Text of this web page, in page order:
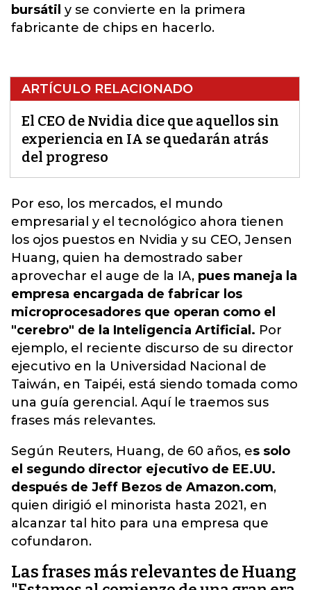
bursátil y se convierte en la primera
fabricante de chips en hacerlo.
ARTÍCULO RELACIONADO
El CEO de Nvidia dice que aquellos sin
experiencia en IA se quedarán atrás
del progreso
Por eso, los mercados, el mundo
empresarial y el tecnológico ahora tienen
los ojos puestos en Nvidia y su CEO, Jensen
Huang, quien ha demostrado saber
aprovechar el auge de la IA, pues maneja la
empresa encargada de fabricar los
microprocesadores que operan como el
"cerebro" de la Inteligencia Artificial. Por
ejemplo, el reciente discurso de su director
ejecutivo en la Universidad Nacional de
Taiwán, en Taipéi, está siendo tomada como
una guía gerencial. Aquí le traemos sus
frases más relevantes.
Según Reuters, Huang, de 60 años, es solo
el segundo director ejecutivo de EE.UU.
después de Jeff Bezos de Amazon.com,
quien dirigió el minorista hasta 2021, en
alcanzar tal hito para una empresa que
cofundaron.
Las frases más relevantes de Huang